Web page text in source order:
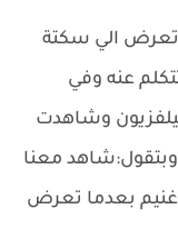
تعرض الي سكتة
عنه وفي
وشاهدت
وبتقول:شاهد معنا
غنيم بعدما تعرض